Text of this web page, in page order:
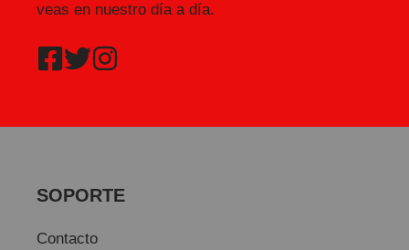
veas en nuestro día a día.
SOPORTE
Contacto